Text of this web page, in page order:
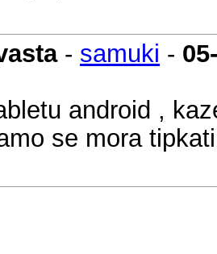
- samuki -
android ,
se mora